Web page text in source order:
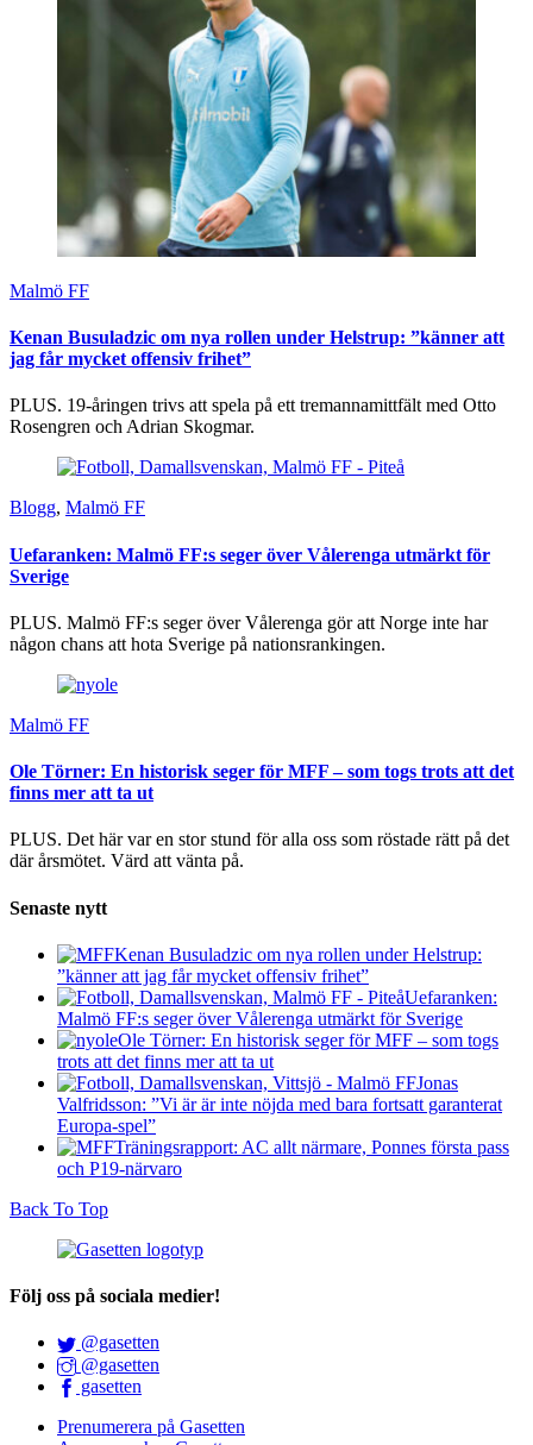
Malmö FF
Kenan Busuladzic om nya rollen under Helstrup: ”känner att
jag får mycket offensiv frihet”
PLUS. 19-åringen trivs att spela på ett tremannamittfält med Otto
Rosengren och Adrian Skogmar.
Blogg, Malmö FF
Uefaranken: Malmö FF:s seger över Vålerenga utmärkt för
Sverige
PLUS. Malmö FF:s seger över Vålerenga gör att Norge inte har
någon chans att hota Sverige på nationsrankingen.
Malmö FF
Ole Törner: En historisk seger för MFF – som togs trots att det
finns mer att ta ut
PLUS. Det här var en stor stund för alla oss som röstade rätt på det
där årsmötet. Värd att vänta på.
Senaste nytt
Kenan Busuladzic om nya rollen under Helstrup:
”känner att jag får mycket offensiv frihet”
Uefaranken:
Malmö FF:s seger över Vålerenga utmärkt för Sverige
Ole Törner: En historisk seger för MFF – som togs
trots att det finns mer att ta ut
Jonas
Valfridsson: ”Vi är är inte nöjda med bara fortsatt garanterat
Europa-spel”
Träningsrapport: AC allt närmare, Ponnes första pass
och P19-närvaro
Back To Top
Följ oss på sociala medier!
@gasetten
@gasetten
gasetten
Prenumerera på Gasetten